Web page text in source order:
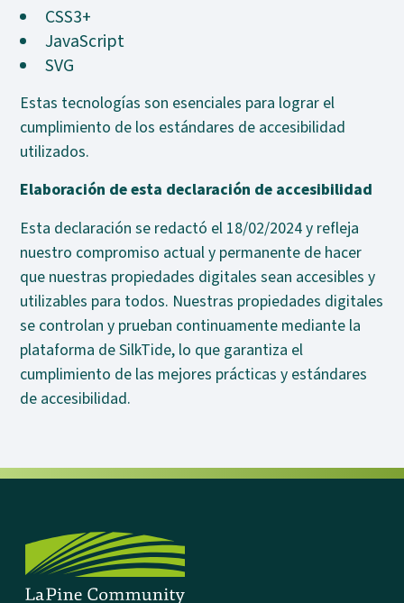
CSS3+
JavaScript
SVG
Estas tecnologías son esenciales para lograr el
cumplimiento de los estándares de accesibilidad
utilizados.
Elaboración de esta declaración de accesibilidad
Esta declaración se redactó el 18/02/2024 y refleja
nuestro compromiso actual y permanente de hacer
que nuestras propiedades digitales sean accesibles y
utilizables para todos. Nuestras propiedades digitales
se controlan y prueban continuamente mediante la
plataforma de SilkTide, lo que garantiza el
cumplimiento de las mejores prácticas y estándares
de accesibilidad.